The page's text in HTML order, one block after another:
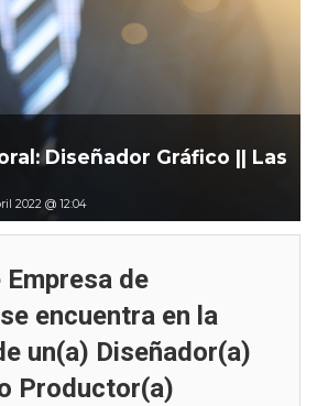
Diseñador Gráfico || Las
2022 @ 12:04
de
encuentra en la
un(a) Diseñador(a)
Productor(a)